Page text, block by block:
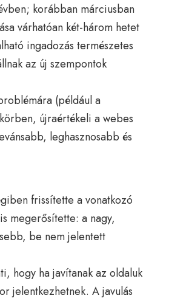
korábban márciusban
várhatóan két-három hetet
ingadozás természetes
az új szempontok
(például a
újraértékeli a webes
leghasznosabb és
frissítette a vonatkozó
megerősítette: a nagy,
be nem jelentett
hogy ha javítanak az oldaluk
jelentkezhetnek. A javulás